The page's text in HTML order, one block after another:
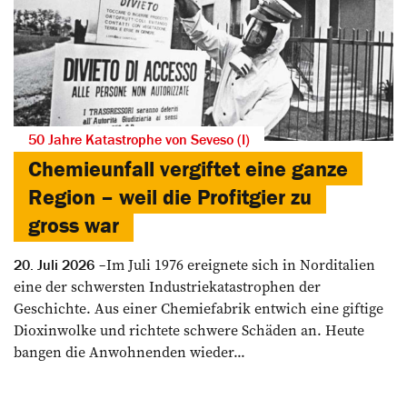
50 Jahre Katastrophe von Seveso (I)
Chemieunfall vergiftet eine ganze
Region – weil die Profitgier zu
gross war
20. Juli 2026
Im Juli 1976 ereignete sich in Norditalien
eine der schwersten Industriekatastrophen der
Geschichte. Aus einer Chemiefabrik entwich eine giftige
Dioxinwolke und richtete schwere Schäden an. Heute
bangen die Anwohnenden wieder...